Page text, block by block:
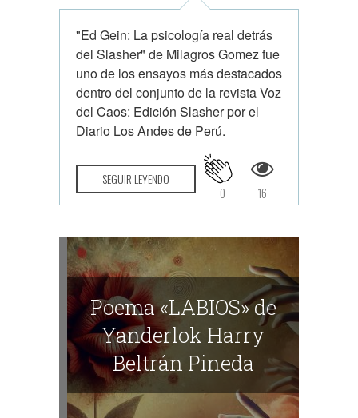
"Ed Gein: La psicología real detrás
del Slasher" de Milagros Gomez fue
uno de los ensayos más destacados
dentro del conjunto de la revista Voz
del Caos: Edición Slasher por el
Diario Los Andes de Perú.
SEGUIR LEYENDO
16
0
Poema «LABIOS» de
Yanderlok Harry
Beltrán Pineda